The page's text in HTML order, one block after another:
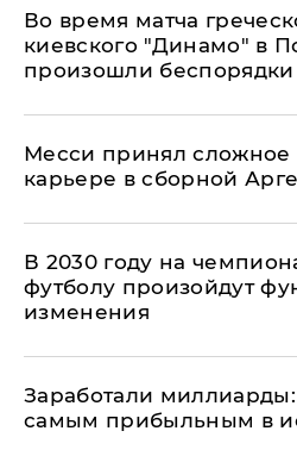
Во время матча
киевского "Динамо" в
произошли беспорядки
Месси принял
карьере в сборной
В 2030 году на
футболу произойдут
изменения
Заработали
самым прибыльным в